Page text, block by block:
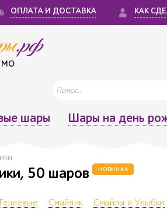
ОПЛАТА И ДОСТАВКА КАК
.рф
МО
шары Шары на день
50 шаров НОВИНКА
Гелиевые Смайлик Смайлы и Улыбки